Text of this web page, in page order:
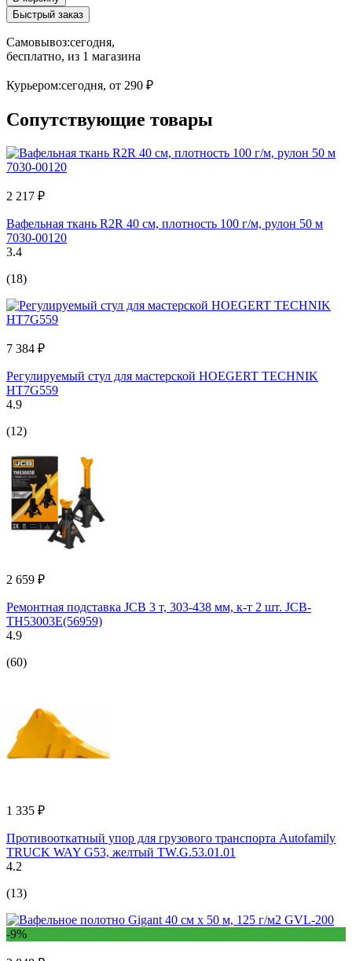
Быстрый заказ
Самовывоз:сегодня,
бесплатно, из 1 магазина
Курьером:сегодня, от 290 ₽
Сопутствующие товары
2 217 ₽
Вафельная ткань R2R 40 см, плотность 100 г/м, рулон 50 м
7030-00120
3.4
(18)
7 384 ₽
Регулируемый стул для мастерской HOEGERT TECHNIK
HT7G559
4.9
(12)
2 659 ₽
Ремонтная подставка JCB 3 т, 303-438 мм, к-т 2 шт. JCB-
TH53003E(56959)
4.9
(60)
1 335 ₽
Противооткатный упор для грузового транспорта Autofamily
TRUCK WAY G53, желтый TW.G.53.01.01
4.2
(13)
-9%